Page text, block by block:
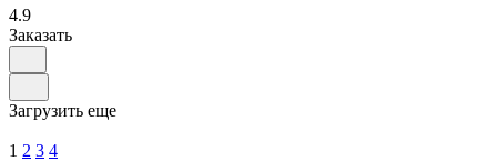
4.9
Заказать
Загрузить еще
1 2 3 4